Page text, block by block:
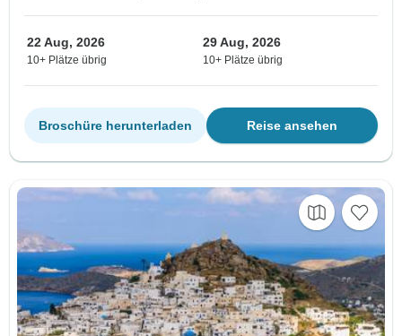
22 Aug, 2026
10+ Plätze übrig
29 Aug, 2026
10+ Plätze übrig
Reise ansehen
Broschüre herunterladen